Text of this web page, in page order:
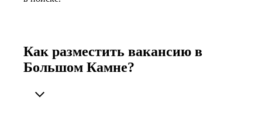
Как разместить вакансию в
Большом Камне?